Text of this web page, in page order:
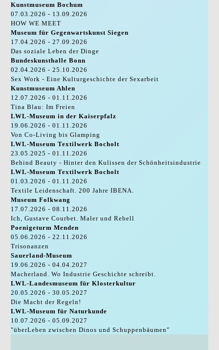
Kunstmuseum Bochum
07.03.2026 - 13.09.2026
HOW WE MEET
Museum für Gegenwartskunst Siegen
17.04.2026 - 27.09.2026
Das soziale Leben der Dinge
Bundeskunsthalle Bonn
02.04.2026 - 25.10.2026
Sex Work - Eine Kulturgeschichte der Sexarbeit
Kunstmuseum Ahlen
12.07.2026 - 01.11.2026
Tina Blau: Im Freien
LWL-Museum in der Kaiserpfalz
19.06.2026 - 01.11.2026
Von Co-Living bis Glamping
LWL-Museum Textilwerk Bocholt
23.05.2025 - 01.11.2026
Behind Beauty - Hinter den Kulissen der Schönheitsindustrie
LWL-Museum Textilwerk Bocholt
01.03.2026 - 01.11.2026
Textile Leidenschaft. 200 Jahre IBENA.
Museum Folkwang
17.07.2026 - 08.11.2026
Ich, Gustave Courbet. Maler und Rebell
Poenigeturm Menden
05.06.2026 - 22.11.2026
Trisonanzen
Sauerland-Museum
19.06.2026 - 04.04.2027
Macherland. Wo Industrie Geschichte schreibt.
LWL-Landesmuseum für Klosterkultur
20.05.2026 - 30.05.2027
Die Macht der Regeln!
LWL-Museum für Naturkunde
10.07.2026 - 05.09.2027
"überLeben zwischen Dinos und Schuppenbäumen"